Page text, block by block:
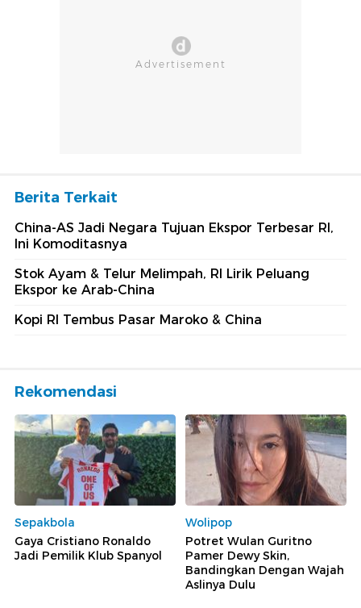
Berita Terkait
China-AS Jadi Negara Tujuan Ekspor Terbesar RI,
Ini Komoditasnya
Stok Ayam & Telur Melimpah, RI Lirik Peluang
Ekspor ke Arab-China
Kopi RI Tembus Pasar Maroko & China
Rekomendasi
Sepakbola
Gaya Cristiano Ronaldo
Jadi Pemilik Klub Spanyol
Wolipop
Potret Wulan Guritno
Pamer Dewy Skin,
Bandingkan Dengan Wajah
Aslinya Dulu